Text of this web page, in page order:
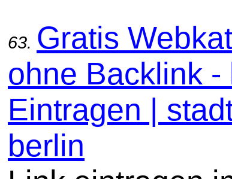
63. Gratis
ohne Backlink -
Eintragen |
berlin